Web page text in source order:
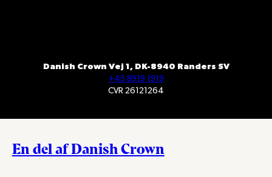
Danish Crown Vej 1, DK-8940 Randers SV
+45 8919 1919
CVR 26121264
En del af Danish Crown